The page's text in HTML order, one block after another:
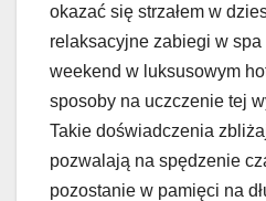
okazać się strzałem w
relaksacyjne zabiegi w
weekend w luksusowym
sposoby na uczczenie tej
Takie doświadczenia
pozwalają na spędzenie
pozostanie w pamięci na